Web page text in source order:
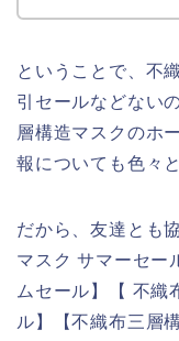
ということで、不
引セールなどない
層構造マスクのホ
報についても色々
だから、友達とも
マスク サマーセー
ムセール】【 不織
ル】【不織布三層